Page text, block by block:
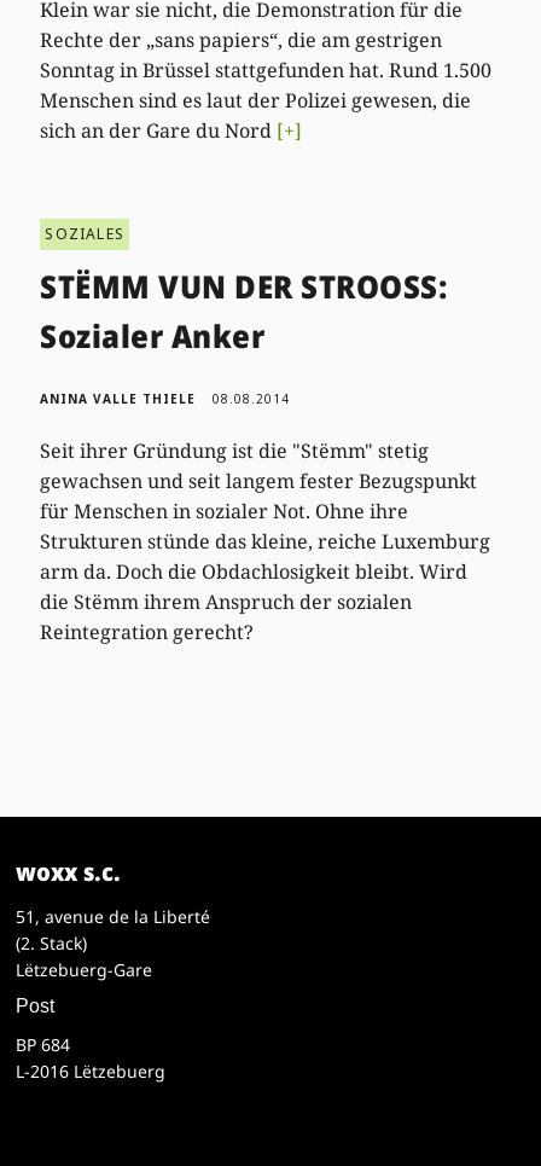
Klein war sie nicht, die Demonstration für die
Rechte der „sans papiers“, die am gestrigen
Sonntag in Brüssel stattgefunden hat. Rund 1.500
Menschen sind es laut der Polizei gewesen, die
sich an der Gare du Nord [+]
SOZIALES
STËMM VUN DER STROOSS:
Sozialer Anker
ANINA VALLE THIELE 08.08.2014
Seit ihrer Gründung ist die "Stëmm" stetig
gewachsen und seit langem fester Bezugspunkt
für Menschen in sozialer Not. Ohne ihre
Strukturen stünde das kleine, reiche Luxemburg
arm da. Doch die Obdachlosigkeit bleibt. Wird
die Stëmm ihrem Anspruch der sozialen
Reintegration gerecht?
woxx s.c.
51, avenue de la Liberté
(2. Stack)
Lëtzebuerg-Gare
Post
BP 684
L-2016 Lëtzebuerg